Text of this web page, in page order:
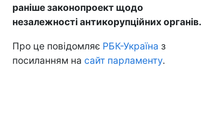
раніше законопроект щодо
незалежності антикорупційних органів.
Про це повідомляє РБК-Україна з
посиланням на сайт парламенту.